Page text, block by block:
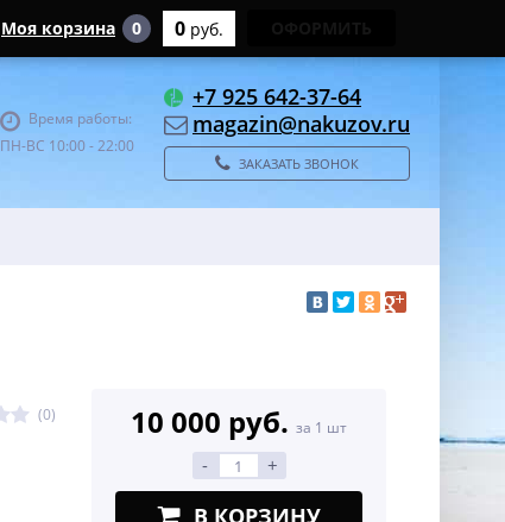
Время работы:
ПН-ВС 10:00 - 22:00
+7 925 642-37-64
magazin@nakuzov.ru
ЗАКАЗАТЬ ЗВОНОК
(0) 10 000 руб. за 1 шт
- +
В КОРЗИНУ
Моя корзина 0 0 руб.